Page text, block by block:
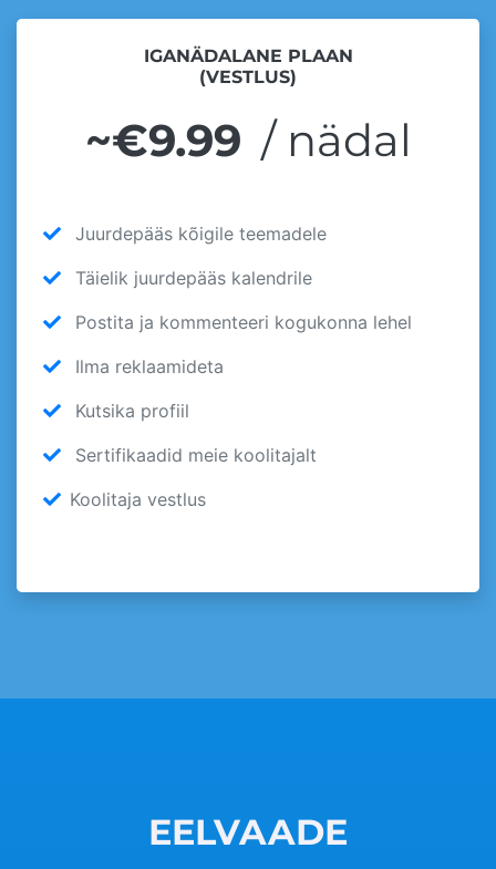
IGANÄDALANE PLAAN
(VESTLUS)
~€9.99 / nädal
Juurdepääs kõigile teemadele
Täielik juurdepääs kalendrile
Postita ja kommenteeri kogukonna lehel
Ilma reklaamideta
Kutsika profiil
Sertifikaadid meie koolitajalt
Koolitaja vestlus
EELVAADE